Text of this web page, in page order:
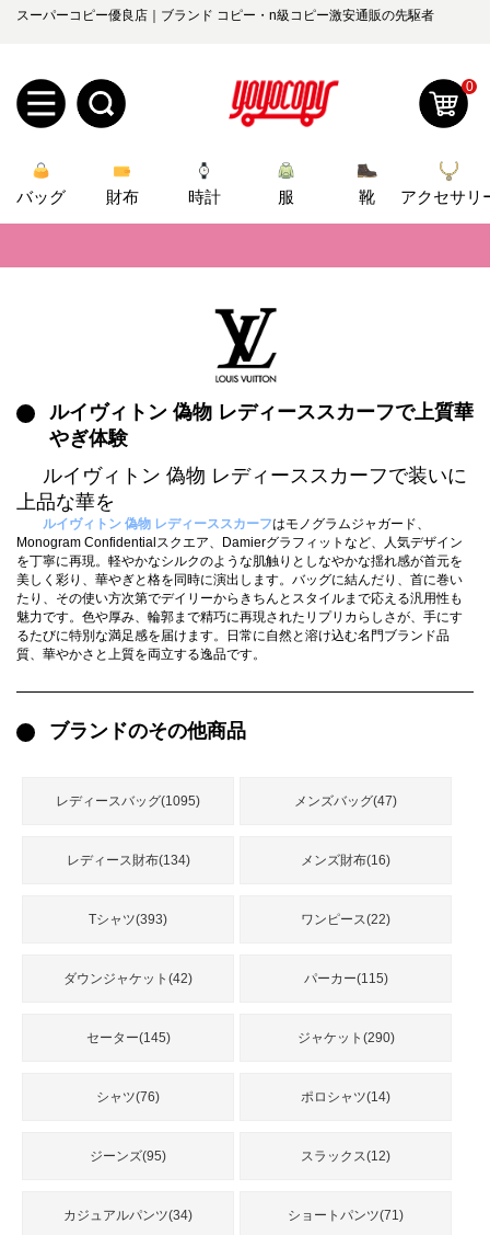
スーパーコピー優良店｜ブランド コピー・n級コピー激安通販の先駆者
規
録
ロ
ー
ー
管
理
お
ら
せ
yoyocopys@gmail.com
2026人気特集
バッグ
財布
時計
服
ズボン
衣装セット
靴
住まい用品
アクセサリー
ベルト
スカーフ
アイフォーンケ
ース
小物
最
0
バッグ 財布 時計 服 靴 アクセサリ
2026春の新作続々更新中！期間中のご注文でお得な割引をご利用いただ
📢 当店は正真正銘のn級スーパーコピーのみ取扱い。最高品質の再現度を
2026春の新作続々更新中！期間中のご注文でお得な割引をご利用いただ
📢 新作入荷！ルイ・ヴィトンスーパーコピー バッグ最新モデルが登場。
ルイヴィトン 偽物 レディーススカーフで上質華
やぎ体験
ルイヴィトン 偽物 レディーススカーフで装いに
上品な華を
ルイヴィトン 偽物 レディーススカーフはモノグラムジャガード、
Monogram Confidentialスクエア、Damierグラフィットなど、人気デザイン
を丁寧に再現。軽やかなシルクのような肌触りとしなやかな揺れ感が首元を
美しく彩り、華やぎと格を同時に演出します。バッグに結んだり、首に巻い
たり、その使い方次第でデイリーからきちんとスタイルまで応える汎用性も
魅力です。色や厚み、輪郭まで精巧に再現されたリプリカらしさが、手にす
るたびに特別な満足感を届けます。日常に自然と溶け込む名門ブランド品
質、華やかさと上質を両立する逸品です。
ブランドのその他商品
レディースバッグ(1095) メンズバッグ(47)
レディース財布(134) メンズ財布(16)
Tシャツ(393) ワンピース(22)
ダウンジャケット(42) パーカー(115)
セーター(145) ジャケット(290)
シャツ(76) ポロシャツ(14)
ジーンズ(95) スラックス(12)
カジュアルパンツ(34) ショートパンツ(71)